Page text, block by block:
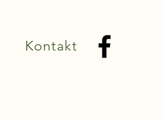
Kontakt